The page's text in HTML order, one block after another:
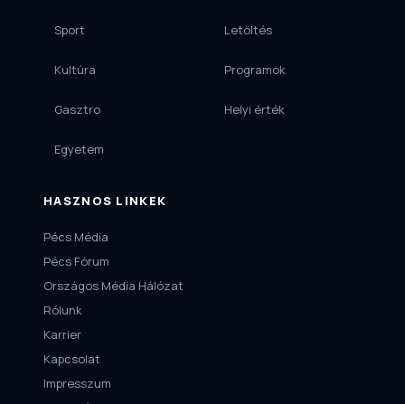
Sport
Kultúra
Gasztro
Egyetem
Letöltés
Programok
Helyi érték
HASZNOS LINKEK
Pécs Média
Pécs Fórum
Országos Média Hálózat
Rólunk
Karrier
Kapcsolat
Impresszum